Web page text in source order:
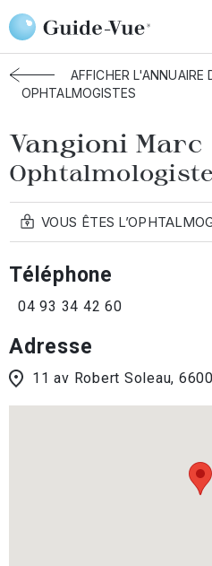
Aller au contenu principal
Accueil Annuaire des
AFFICHER L'ANNUAIRE
OPHTALMOGISTES
Vangioni Marc
Ophtalmologiste
VOUS ÊTES
Téléphone
04 93 34 42 60
Adresse
11 av Robert Soleau,